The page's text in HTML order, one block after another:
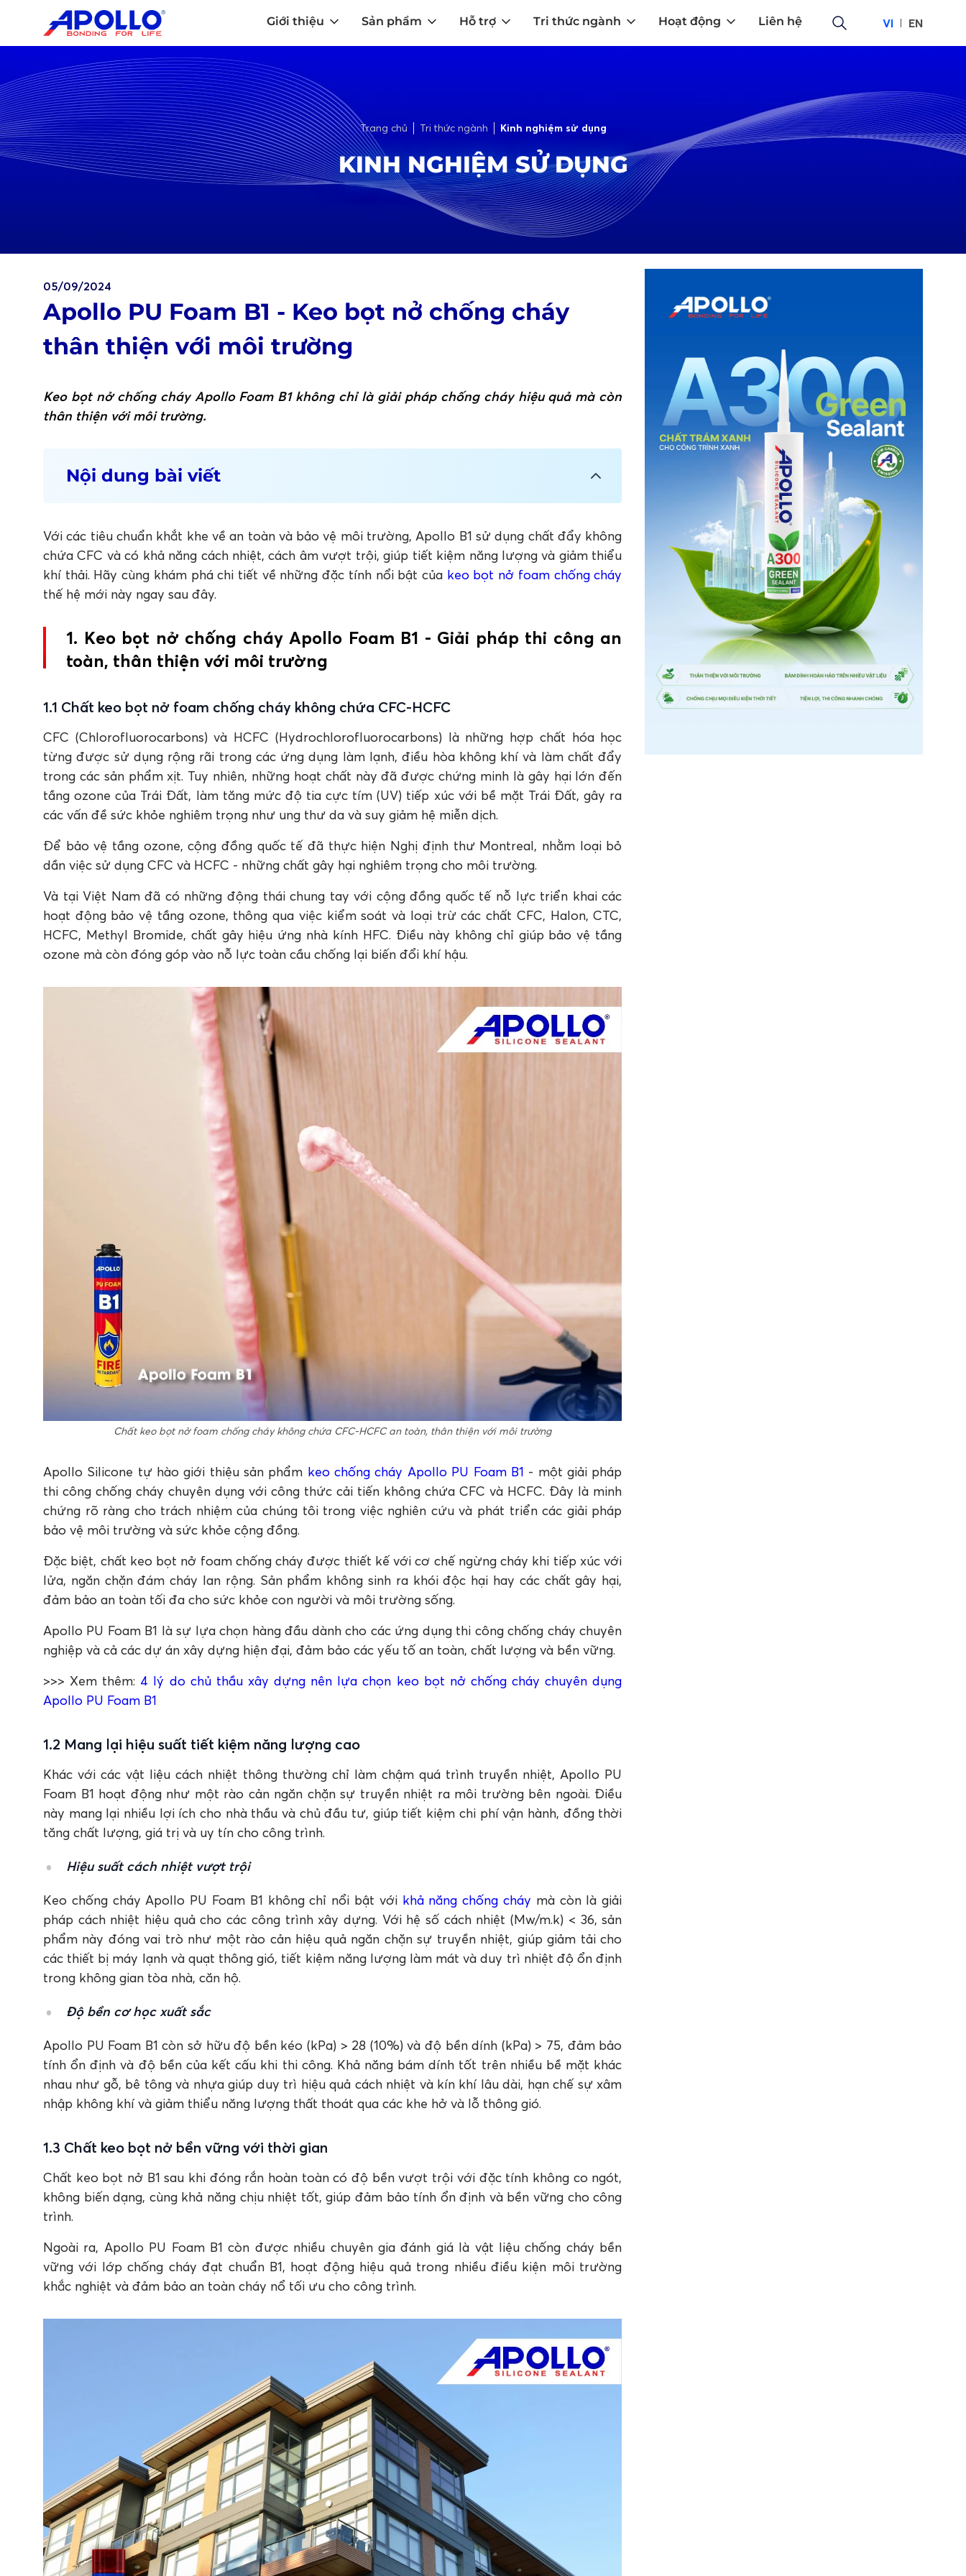
Giới thiệu Sản phẩm Hỗ trợ Tri thức ngành Hoạt động Liên hệ VI EN
Trang chủ Tri thức ngành Kinh nghiệm sử dụng
KINH NGHIỆM SỬ DỤNG
05/09/2024
Apollo PU Foam B1 - Keo bọt nở chống cháy
thân thiện với môi trường
Keo bọt nở chống cháy Apollo Foam B1 không chỉ là giải pháp chống cháy hiệu quả mà còn
thân thiện với môi trường.
Nội dung bài viết
1. Keo bọt nở chống cháy Apollo Foam B1 - Giải pháp thi công an toàn, thân thiện với
1.1 Chất keo bọt nở foam chống cháy không chứa CFC-HCFC
1.2 Mang lại hiệu suất tiết kiệm năng lượng cao
1.3 Chất keo bọt nở bền vững với thời gian
2. Apollo PU Foam B1 - Keo bọt nở foam chống cháy công trình chuyên nghiệp
FAQ: Câu hỏi thường gặp về keo bọt nở chống cháy Apollo PU Foam B1
2. Vì sao việc “không chứa CFC – HCFC” lại quan trọng trong xây dựng?
3. Apollo PU Foam B1 đạt tiêu chuẩn chống cháy nào?
4. Keo chống cháy B1 có sinh khói độc hay mùi nguy hiểm khi gặp lửa không?
Với các tiêu chuẩn khắt khe về an toàn và bảo vệ môi trường, Apollo B1 sử dụng chất đẩy không
chứa CFC và có khả năng cách nhiệt, cách âm vượt trội, giúp tiết kiệm năng lượng và giảm thiểu
khí thải. Hãy cùng khám phá chi tiết về những đặc tính nổi bật của keo bọt nở foam chống cháy
thế hệ mới này ngay sau đây.
1. Keo bọt nở chống cháy Apollo Foam B1 - Giải pháp thi công an
toàn, thân thiện với môi trường
1.1 Chất keo bọt nở foam chống cháy không chứa CFC-HCFC
CFC (Chlorofluorocarbons) và HCFC (Hydrochlorofluorocarbons) là những hợp chất hóa học
từng được sử dụng rộng rãi trong các ứng dụng làm lạnh, điều hòa không khí và làm chất đẩy
trong các sản phẩm xịt. Tuy nhiên, những hoạt chất này đã được chứng minh là gây hại lớn đến
tầng ozone của Trái Đất, làm tăng mức độ tia cực tím (UV) tiếp xúc với bề mặt Trái Đất, gây ra
các vấn đề sức khỏe nghiêm trọng như ung thư da và suy giảm hệ miễn dịch.
Để bảo vệ tầng ozone, cộng đồng quốc tế đã thực hiện Nghị định thư Montreal, nhằm loại bỏ
dần việc sử dụng CFC và HCFC - những chất gây hại nghiêm trọng cho môi trường.
Và tại Việt Nam đã có những động thái chung tay với cộng đồng quốc tế nỗ lực triển khai các
hoạt động bảo vệ tầng ozone, thông qua việc kiểm soát và loại trừ các chất CFC, Halon, CTC,
HCFC, Methyl Bromide, chất gây hiệu ứng nhà kính HFC. Điều này không chỉ giúp bảo vệ tầng
ozone mà còn đóng góp vào nỗ lực toàn cầu chống lại biến đổi khí hậu​.
Chất keo bọt nở foam chống cháy không chứa CFC-HCFC an toàn, thân thiện với môi trường
Apollo Silicone tự hào giới thiệu sản phẩm keo chống cháy Apollo PU Foam B1 - một giải pháp
thi công chống cháy chuyên dụng với công thức cải tiến không chứa CFC và HCFC. Đây là minh
chứng rõ ràng cho trách nhiệm của chúng tôi trong việc nghiên cứu và phát triển các giải pháp
bảo vệ môi trường và sức khỏe cộng đồng.
Đặc biệt, chất keo bọt nở foam chống cháy được thiết kế với cơ chế ngừng cháy khi tiếp xúc với
lửa, ngăn chặn đám cháy lan rộng. Sản phẩm không sinh ra khói độc hại hay các chất gây hại,
đảm bảo an toàn tối đa cho sức khỏe con người và môi trường sống.
Apollo PU Foam B1 là sự lựa chọn hàng đầu dành cho các ứng dụng thi công chống cháy chuyên
nghiệp và cả các dự án xây dựng hiện đại, đảm bảo các yếu tố an toàn, chất lượng và bền vững.
>>> Xem thêm: 4 lý do chủ thầu xây dựng nên lựa chọn keo bọt nở chống cháy chuyên dụng
Apollo PU Foam B1
1.2 Mang lại hiệu suất tiết kiệm năng lượng cao
Khác với các vật liệu cách nhiệt thông thường chỉ làm chậm quá trình truyền nhiệt, Apollo PU
Foam B1 hoạt động như một rào cản ngăn chặn sự truyền nhiệt ra môi trường bên ngoài. Điều
này mang lại nhiều lợi ích cho nhà thầu và chủ đầu tư, giúp tiết kiệm chi phí vận hành, đồng thời
tăng chất lượng, giá trị và uy tín cho công trình.
Hiệu suất cách nhiệt vượt trội
Keo chống cháy Apollo PU Foam B1 không chỉ nổi bật với khả năng chống cháy mà còn là giải
pháp cách nhiệt hiệu quả cho các công trình xây dựng. Với hệ số cách nhiệt (Mw/m.k) < 36, sản
phẩm này đóng vai trò như một rào cản hiệu quả ngăn chặn sự truyền nhiệt, giúp giảm tải cho
các thiết bị máy lạnh và quạt thông gió, tiết kiệm năng lượng làm mát và duy trì nhiệt độ ổn định
trong không gian tòa nhà, căn hộ.
Độ bền cơ học xuất sắc
Apollo PU Foam B1 còn sở hữu độ bền kéo (kPa) > 28 (10%) và độ bền dính (kPa) > 75, đảm bảo
tính ổn định và độ bền của kết cấu khi thi công. Khả năng bám dính tốt trên nhiều bề mặt khác
nhau như gỗ, bê tông và nhựa giúp duy trì hiệu quả cách nhiệt và kín khí lâu dài, hạn chế sự xâm
nhập không khí và giảm thiểu năng lượng thất thoát qua các khe hở và lỗ thông gió.
1.3 Chất keo bọt nở bền vững với thời gian
Chất keo bọt nở B1 sau khi đóng rắn hoàn toàn có độ bền vượt trội với đặc tính không co ngót,
không biến dạng, cùng khả năng chịu nhiệt tốt, giúp đảm bảo tính ổn định và bền vững cho công
trình.
Ngoài ra, Apollo PU Foam B1 còn được nhiều chuyên gia đánh giá là vật liệu chống cháy bền
vững với lớp chống cháy đạt chuẩn B1, hoạt động hiệu quả trong nhiều điều kiện môi trường
khắc nghiệt và đảm bảo an toàn cháy nổ tối ưu cho công trình.